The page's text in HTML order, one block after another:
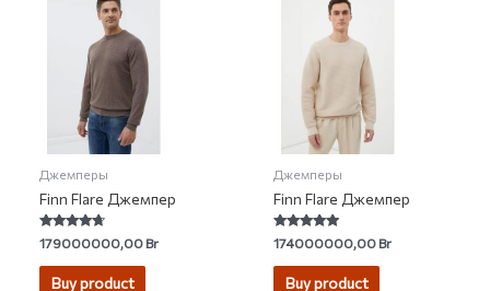
Джемперы
Finn Flare Джемпер
Rated
4.50
out of 5
179000000,00Br
Buy product
Джемперы
Finn Flare Джемпер
Rated
4.78
out of 5
174000000,00Br
Buy product